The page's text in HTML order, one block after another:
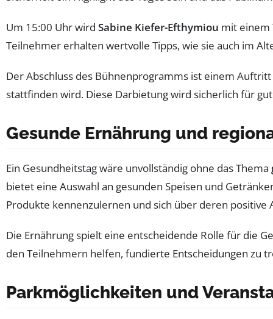
Um 15:00 Uhr wird Sabine Kiefer-Efthymiou mit einem
Teilnehmer erhalten wertvolle Tipps, wie sie auch im
Der Abschluss des Bühnenprogramms ist einem
stattfinden wird. Diese Darbietung wird sicherlich für
Gesunde Ernährung und
Ein Gesundheitstag wäre unvollständig ohne das Thema
bietet eine Auswahl an gesunden Speisen und
Produkte kennenzulernen und sich über deren
Die Ernährung spielt eine entscheidende Rolle für die
den Teilnehmern helfen, fundierte Entscheidungen zu
Parkmöglichkeiten und